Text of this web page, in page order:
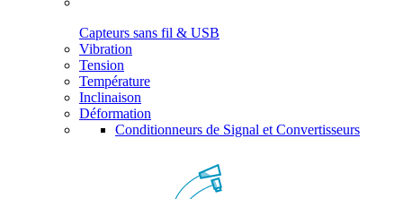
Capteurs sans fil & USB
Vibration
Tension
Température
Inclinaison
Déformation
Conditionneurs de Signal et Convertisseurs